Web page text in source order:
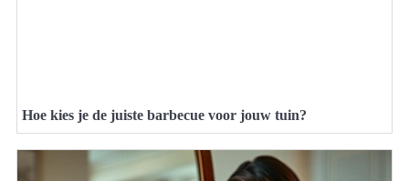
Hoe kies je de juiste barbecue voor jouw tuin?